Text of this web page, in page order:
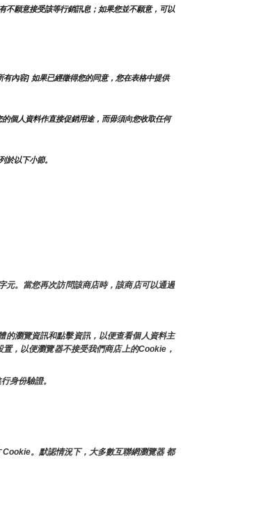
不願意接受該等行銷訊息；如果您並不願意，可以
內容] 如果已經徵得您的同意，您在表格中提供
個人資料作直接促銷用途，而毋須向您收取任何
於以下小節。
元。當您再次訪問該商店時，該商店可以通過
的瀏覽資訊和點擊資訊，以便查看個人資料主
，以便瀏覽器不接受我們商店上的Cookie，
身份驗證。
。默認情況下，大多數互聯網瀏覽器 都